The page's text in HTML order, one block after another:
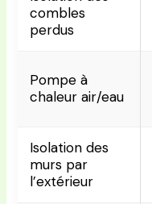
combles
perdus
Pompe à
chaleur air/eau
Isolation des
murs par
l’extérieur